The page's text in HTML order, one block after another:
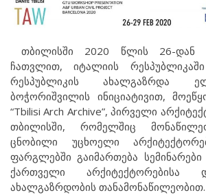
თბილისში 2020 წლის 26-დან
ჩათვლით, იტალიის
რესპუბლიკის ახალგაზრდა
ბოჭორიშვილის ინიციატივით,
“Tbilisi Arch Archive”, პირველი
თბილისში, რომელშიც
ცნობილი უცხოელი
ფარგლებში გაიმართება
ქართველი არქიტექტორებისა
ახალგაზრდობის თანამონაწილეობით.